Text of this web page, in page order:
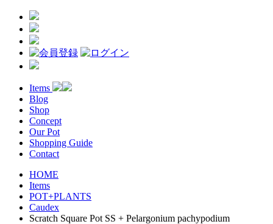
Items
Blog
Shop
Concept
Our Pot
Shopping Guide
Contact
HOME
Items
POT+PLANTS
Caudex
Scratch Square Pot SS + Pelargonium pachypodium